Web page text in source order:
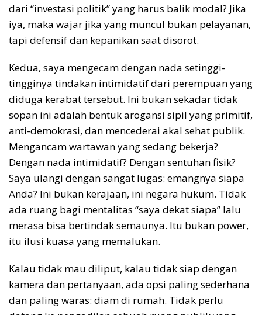
dari “investasi politik” yang harus balik modal? Jika
iya, maka wajar jika yang muncul bukan pelayanan,
tapi defensif dan kepanikan saat disorot.
Kedua, saya mengecam dengan nada setinggi-
tingginya tindakan intimidatif dari perempuan yang
diduga kerabat tersebut. Ini bukan sekadar tidak
sopan ini adalah bentuk arogansi sipil yang primitif,
anti-demokrasi, dan mencederai akal sehat publik.
Mengancam wartawan yang sedang bekerja?
Dengan nada intimidatif? Dengan sentuhan fisik?
Saya ulangi dengan sangat lugas: emangnya siapa
Anda? Ini bukan kerajaan, ini negara hukum. Tidak
ada ruang bagi mentalitas “saya dekat siapa” lalu
merasa bisa bertindak semaunya. Itu bukan power,
itu ilusi kuasa yang memalukan.
Kalau tidak mau diliput, kalau tidak siap dengan
kamera dan pertanyaan, ada opsi paling sederhana
dan paling waras: diam di rumah. Tidak perlu